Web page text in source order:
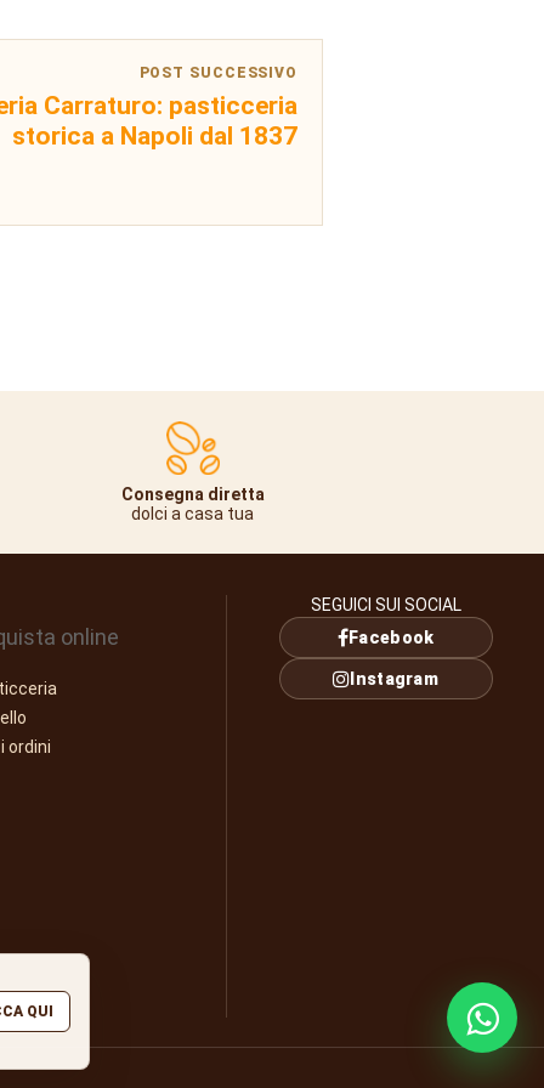
POST SUCCESSIVO
Carraturo: pasticceria
storica a Napoli dal 1837
Consegna diretta
dolci a casa tua
online
ordini
SEGUICI SUI SOCIAL
Facebook
Instagram
QUI